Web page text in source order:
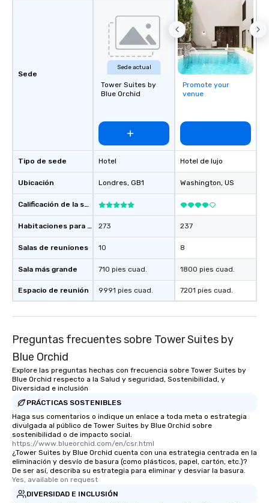
Sede
Tipo de sede
Ubicación
Calificación de la sede
Habitaciones para huéspedes
Salas de reuniones
Sala más grande
Espacio de reunión
Sede actual
Tower Suites by
Blue Orchid
Hotel
Londres, GB1
273
10
710 pies cuad.
9991 pies cuad.
Promote your
venue
Hotel de lujo
Washington, US
237
8
1800 pies cuad.
7201 pies cuad.
Preguntas frecuentes sobre Tower Suites by
Blue Orchid
Explore las preguntas hechas con frecuencia sobre Tower Suites by
Blue Orchid respecto a la Salud y seguridad, Sostenibilidad, y
Diversidad e inclusión
PRÁCTICAS SOSTENIBLES
Haga sus comentarios o indique un enlace a toda meta o estrategia
divulgada al público de Tower Suites by Blue Orchid sobre
sostenibilidad o de impacto social.
https://www.blueorchid.com/en/csr.html
¿Tower Suites by Blue Orchid cuenta con una estrategia centrada en la
eliminación y desvío de basura (como plásticos, papel, cartón, etc.)?
De ser así, describa su estrategia para eliminar y desviar la basura.
Yes, available on request
DIVERSIDAD E INCLUSIÓN